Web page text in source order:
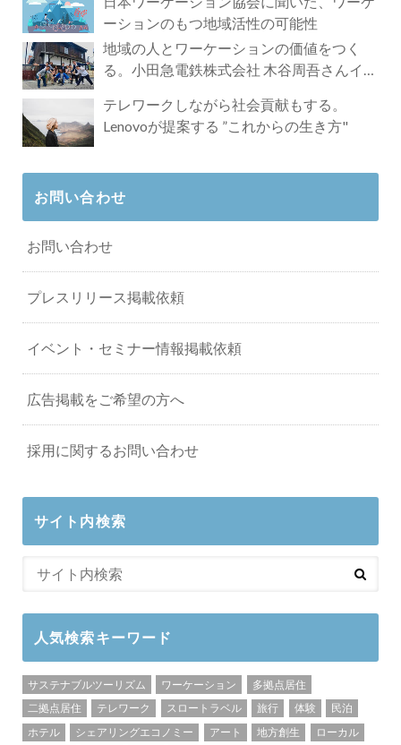
ーションのもつ地域活性の可能性
地域の人とワーケーションの価値をつく
る。小田急電鉄株式会社 木谷周吾さんイン
テレワークしながら社会貢献もする。
Lenovoが提案する ”これからの生き方"
お問い合わせ
お問い合わせ
プレスリリース掲載依頼
イベント・セミナー情報掲載依頼
広告掲載をご希望の方へ
採用に関するお問い合わせ
サイト内検索
人気検索キーワード
サステナブルツーリズム ワーケーション
多拠点居住
二拠点居住
テレワーク スロートラベル 旅行 体験
民泊
ホテル
シェアリングエコノミー アート 地方創生
ローカル